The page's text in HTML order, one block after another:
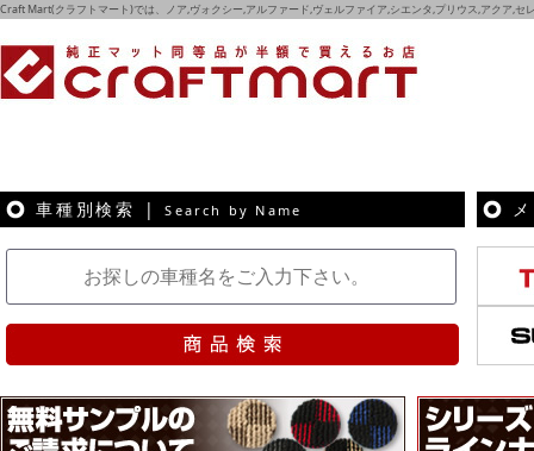
Craft Mart(クラフトマート)では、ノア,ヴォクシー,アルファード,ヴェルファイア,シエンタ,プリウス,アクア,
車種別検索 |Search by Name